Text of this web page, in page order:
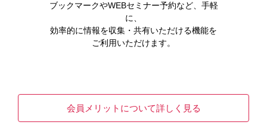
ブックマークやWEBセミナー予約など、手軽
に、
効率的に情報を収集・共有いただける機能を
ご利用いただけます。
会員メリットについて詳しく見る